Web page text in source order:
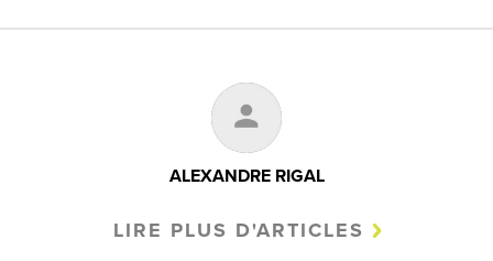
ALEXANDRE RIGAL
LIRE PLUS D'ARTICLES